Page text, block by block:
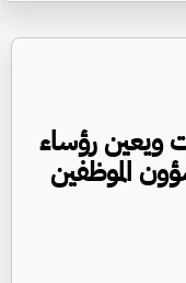
ويعين رؤساء
الموظفين